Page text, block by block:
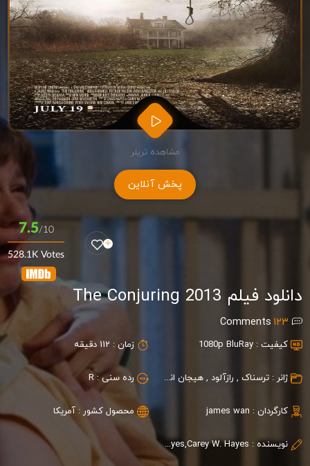
مشاهده تریلر
پخش آنلاین
7.5/10
528.1K Votes
دانلود فیلم The Conjuring 2013
123
Comments
کیفیت : 1080p BluRay زمان : 112 دقیقه
ژانر : ترسناک , رازآلود ,هیجان انگیز رده سنی : R
کارگردان : james wan محصول کشور : آمریکا
نویسنده : Chad Hayes,Carey W. Hayes